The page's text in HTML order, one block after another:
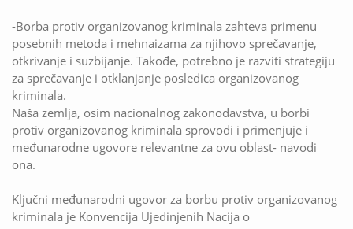
-Borba protiv organizovanog kriminala zahteva primenu
posebnih metoda i mehnaizama za njihovo sprečavanje,
otkrivanje i suzbijanje. Takođe, potrebno je razviti strategiju
za sprečavanje i otklanjanje posledica organizovanog
kriminala.
Naša zemlja, osim nacionalnog zakonodavstva, u borbi
protiv organizovanog kriminala sprovodi i primenjuje i
međunarodne ugovore relevantne za ovu oblast- navodi
ona.
Ključni međunarodni ugovor za borbu protiv organizovanog
kriminala je Konvencija Ujedinjenih Nacija o